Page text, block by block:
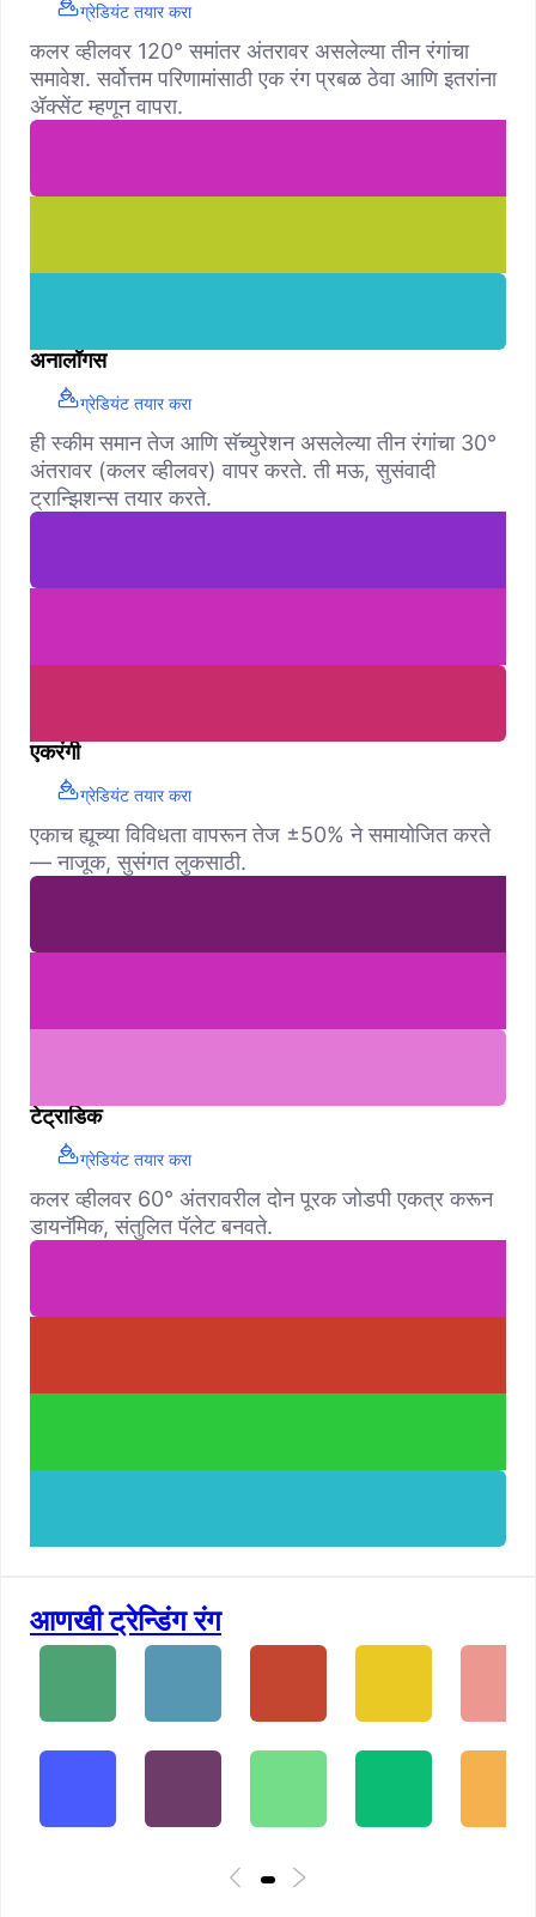
ग्रेडियंट तयार करा
कलर व्हीलवर 120° समांतर अंतरावर असलेल्या तीन रंगांचा
समावेश. सर्वोत्तम परिणामांसाठी एक रंग प्रबळ ठेवा आणि इतरांना
ॲक्सेंट म्हणून वापरा.
अनालॉगस
ग्रेडियंट तयार करा
ही स्कीम समान तेज आणि सॅच्युरेशन असलेल्या तीन रंगांचा 30°
अंतरावर (कलर व्हीलवर) वापर करते. ती मऊ, सुसंवादी
ट्रान्झिशन्स तयार करते.
एकरंगी
ग्रेडियंट तयार करा
एकाच ह्यूच्या विविधता वापरून तेज ±50% ने समायोजित करते
— नाजूक, सुसंगत लुकसाठी.
टेट्राडिक
ग्रेडियंट तयार करा
कलर व्हीलवर 60° अंतरावरील दोन पूरक जोडपी एकत्र करून
डायनॅमिक, संतुलित पॅलेट बनवते.
आणखी ट्रेन्डिंग रंग